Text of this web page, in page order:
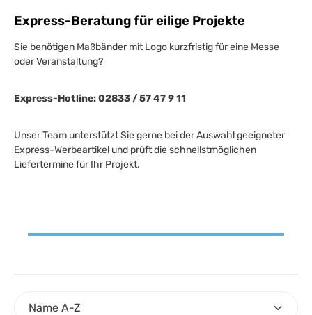
Express-Beratung für eilige Projekte
Sie benötigen Maßbänder mit Logo kurzfristig für eine Messe
oder Veranstaltung?
Express-Hotline: 02833 / 57 47 9 11
Unser Team unterstützt Sie gerne bei der Auswahl geeigneter
Express-Werbeartikel und prüft die schnellstmöglichen
Liefertermine für Ihr Projekt.